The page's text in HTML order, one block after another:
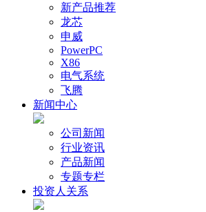
新产品推荐
龙芯
申威
PowerPC
X86
电气系统
飞腾
新闻中心
公司新闻
行业资讯
产品新闻
专题专栏
投资人关系